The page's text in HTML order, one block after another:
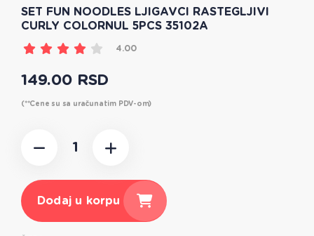
SET FUN NOODLES LJIGAVCI RASTEGLJIVI
CURLY COLORNUL 5PCS 35102A
4.00
149.00 RSD
(**Cene su sa uračunatim PDV-om)
Dodaj u korpu